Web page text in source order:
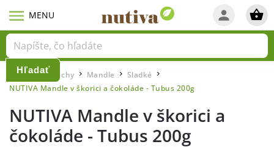
Hľadať
Domov / Orechy Mandle Sladké
NUTIVA Mandle v škorici a čokoláde - Tubus 200g
NUTIVA Mandle v škorici a
čokoláde - Tubus 200g